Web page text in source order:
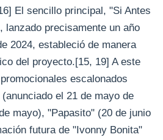
El sencillo principal, "Si Antes
lanzado precisamente un año
2024, estableció de manera
del proyecto.[15, 19] A este
escalonados
el 21 de mayo de
mayo), "Papasito" (20 de junio
futura de "Ivonny Bonita"